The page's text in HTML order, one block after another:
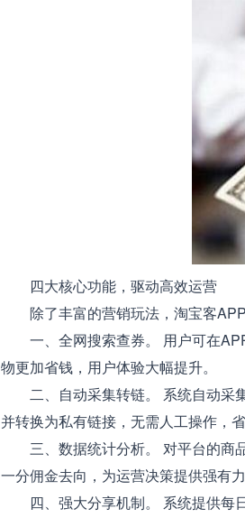
四大核心功能，驱动高效运营
除了丰富的营销玩法，淘宝客APP
一、全网搜索查券。 用户可在
物更加省钱，用户体验大幅提升。
二、自动采集转链。 系统自动采
并转换为私有链接，无需人工操作，
三、数据统计分析。 对平台的商
一分佣金去向，为运营决策提供强有
四、强大分享机制。 系统提供每